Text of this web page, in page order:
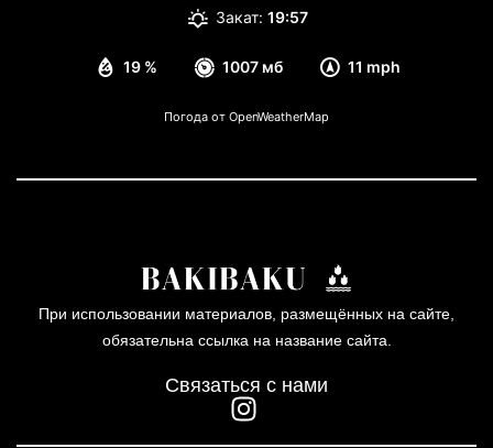
19 % 1007 мб 11 mph
Закат: 19:57
Погода от OpenWeatherMap
При использовании материалов, размещённых на сайте,
обязательна ссылка на название сайта.
Связаться с нами